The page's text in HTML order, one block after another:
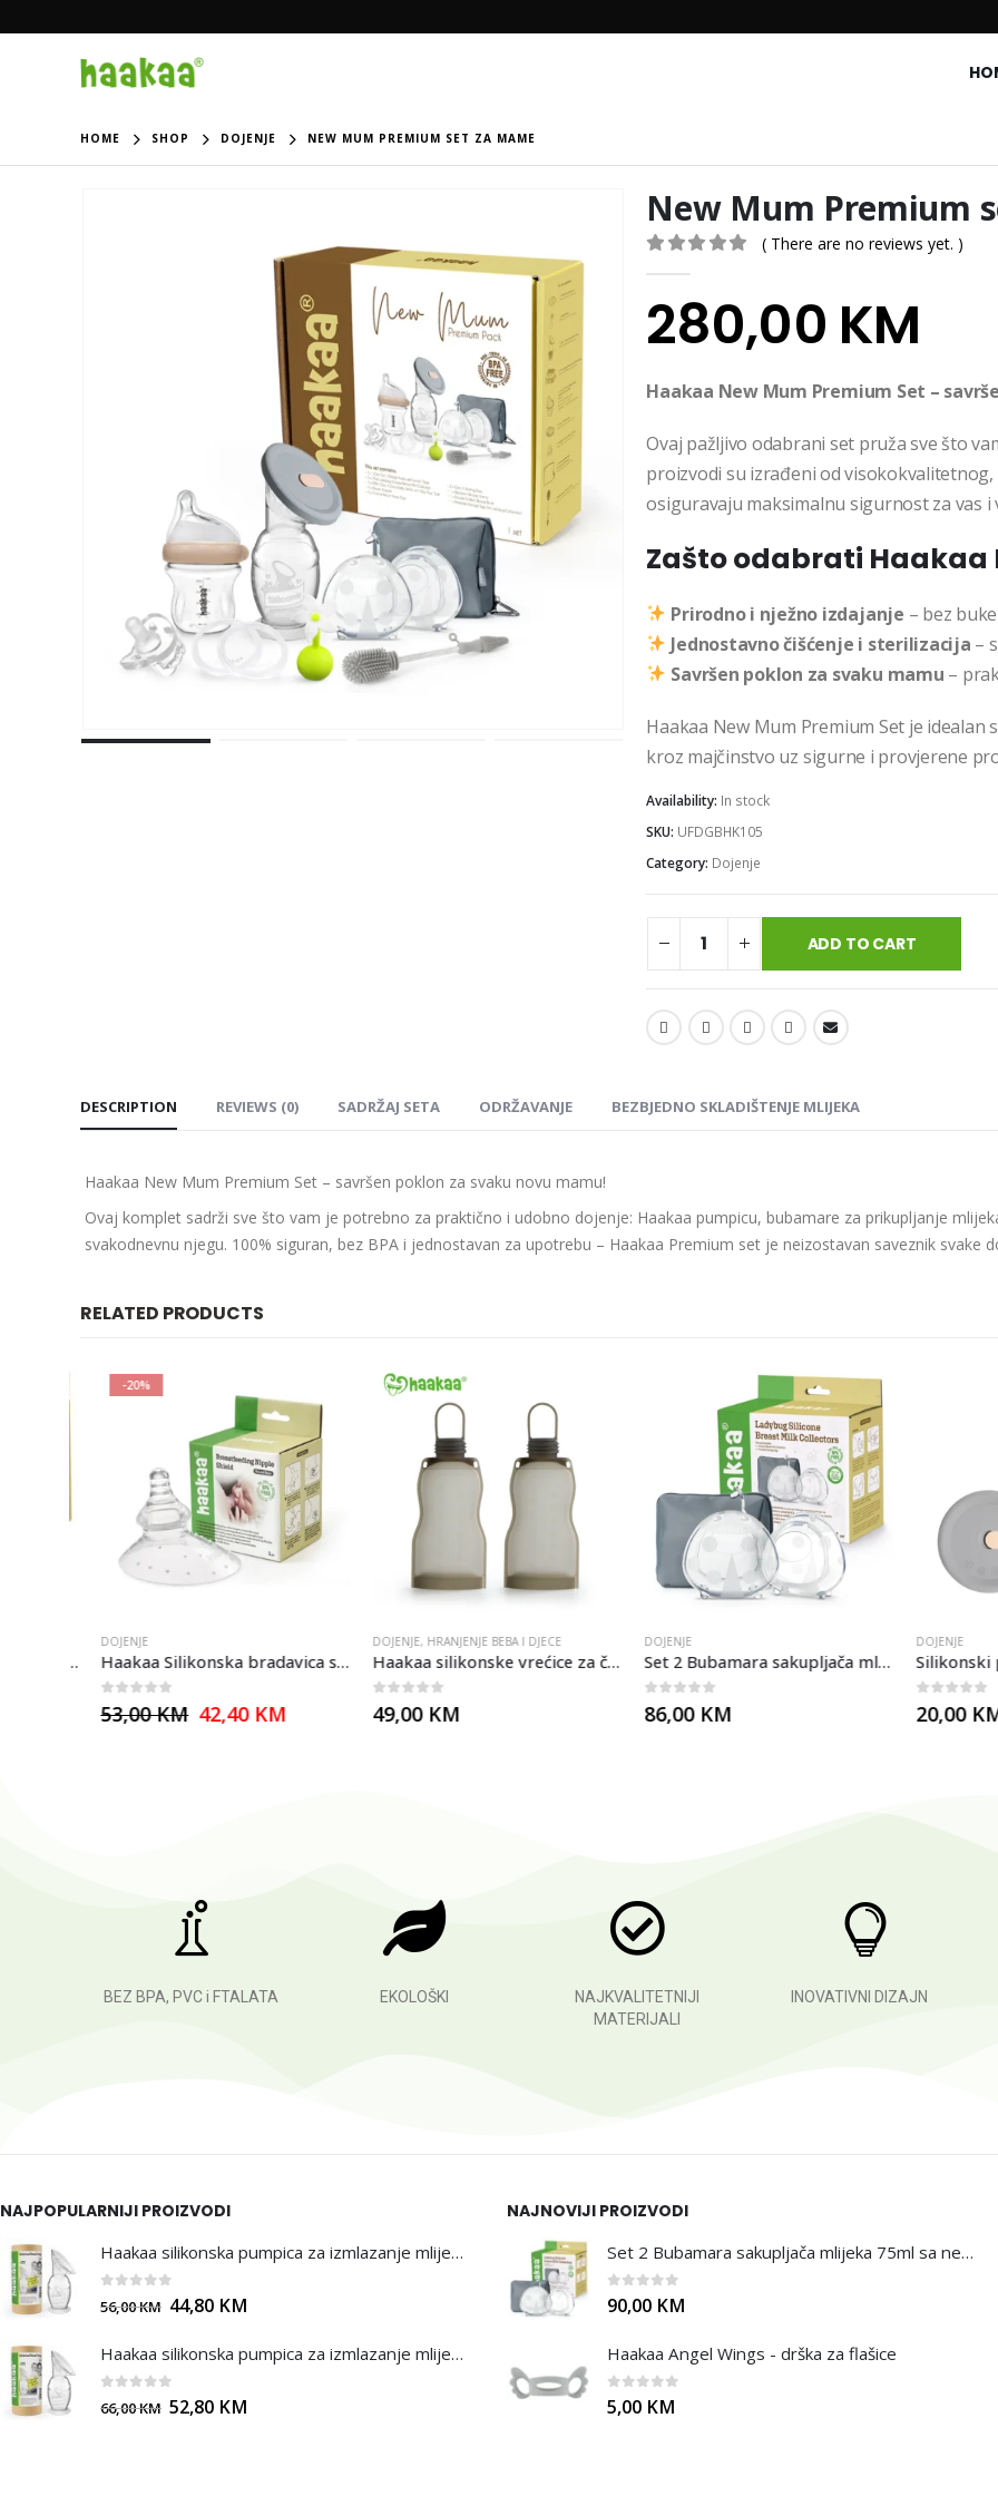
HOME SHOP DOJENJE NEW MUM PREMIUM SET ZA MAME
New Mum Premium
( There are no reviews yet. )
280,00 KM
Haakaa New Mum Premium Set –
Ovaj pažljivo odabrani set pruža sve što
proizvodi su izrađeni od
osiguravaju maksimalnu sigurnost za vas i
Zašto odabrati Haakaa
Prirodno i nježno izdajanje – bez
Jednostavno čišćenje i sterilizacija –
Savršen poklon za svaku mamu –
Haakaa New Mum Premium Set je
kroz majčinstvo uz sigurne i provjerene
Availability: In stock
SKU: UFDGBHK105
Category: Dojenje
ADD TO CART
DESCRIPTION REVIEWS (0) SADRŽAJ SETA ODRŽAVANJE BEZBJEDNO SKLADIŠTENJE MLIJEKA
Haakaa New Mum Premium Set – savršen poklon za svaku novu mamu!
Ovaj komplet sadrži sve što vam je potrebno za praktično i udobno dojenje: Haakaa pumpicu, bubamare za prikupljanje
svakodnevnu njegu. 100% siguran, bez BPA i jednostavan za upotrebu – Haakaa Premium set je neizostavan saveznik svake
RELATED PRODUCTS
-20%
DOJENJE
Haakaa Silikonska bradavica sa okruglom bazom
out of 5
53,00KM 42,40KM
DOJENJE,HRANJENJE BEBA I DJECE
Haakaa silikonske vrećice za čuvanje mlijeka 260 ml – Set od 2 komada
out of 5
49,00KM
DOJENJE
Set 2 Bubamara sakupljača mlijeka 40ml sa neseserom
out of 5
86,00KM
DOJENJE
out of 5
20,00KM
BEZ BPA, PVC i FTALATA EKOLOŠKI
NAJKVALITETNIJI
MATERIJALI
INOVATIVNI DIZAJN
NAJPOPULARNIJI PROIZVODI
Haakaa silikonska pumpica za izmlazanje mlijeka - 100ml
out of 5
56,00KM 44,80 KM
Haakaa silikonska pumpica za izmlazanje mlijeka - 150 ml
out of 5
66,00KM 52,80 KM
NAJNOVIJI PROIZVODI
Set 2 Bubamara sakupljača mlijeka 75ml sa neseserom
0 out of 5
90,00KM
Haakaa Angel Wings - drška za flašice
0 out of 5
5,00KM